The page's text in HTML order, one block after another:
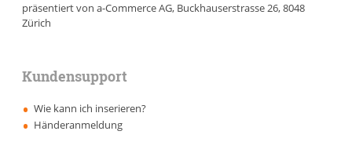
präsentiert von a-Commerce AG, Buckhauserstrasse 26, 8048
Zürich
Kundensupport
Wie kann ich inserieren?
Händeranmeldung